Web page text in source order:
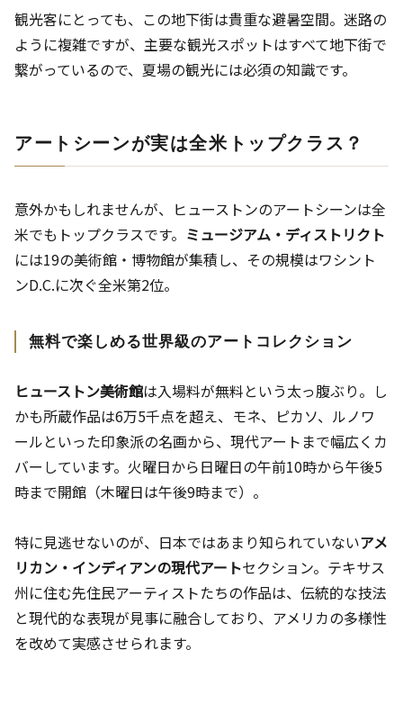
観光客にとっても、この地下街は貴重な避暑空間。迷路の
ように複雑ですが、主要な観光スポットはすべて地下街で
繋がっているので、夏場の観光には必須の知識です。
アートシーンが実は全米トップクラス？
意外かもしれませんが、ヒューストンのアートシーンは全
米でもトップクラスです。 ミュージアム・ディストリクト
には19の美術館・博物館が集積し、その規模はワシント
ンD.C.に次ぐ全米第2位。
無料で楽しめる世界級のアートコレクション
ヒューストン美術館は入場料が無料という太っ腹ぶり。し
かも所蔵作品は6万5千点を超え、モネ、ピカソ、ルノワ
ールといった印象派の名画から、現代アートまで幅広くカ
バーしています。火曜日から日曜日の午前10時から午後5
時まで開館（木曜日は午後9時まで）。
特に見逃せないのが、日本ではあまり知られていないアメ
リカン・インディアンの現代アートセクション。テキサス
州に住む先住民アーティストたちの作品は、伝統的な技法
と現代的な表現が見事に融合しており、アメリカの多様性
を改めて実感させられます。